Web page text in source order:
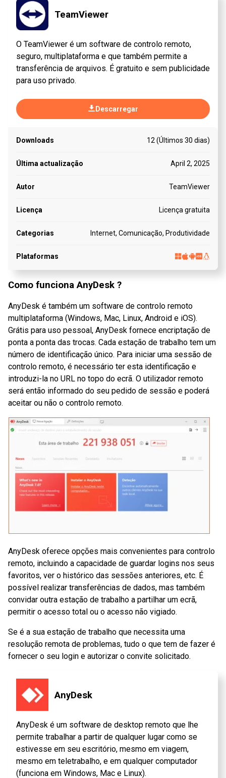
TeamViewer
O TeamViewer é um software de controlo remoto,
seguro, multiplataforma e que também permite a
transferência de arquivos. É gratuito e sem publicidade
para uso privado.
Descarregar
Downloads 12 (Últimos 30 dias)
Última actualização April 2, 2025
Autor TeamViewer
Licença Licença gratuita
Categorias Internet, Comunicação, Produtividade
Plataformas
Como funciona AnyDesk ?
AnyDesk é também um software de controlo remoto
multiplataforma (Windows, Mac, Linux, Android e iOS).
Grátis para uso pessoal, AnyDesk fornece encriptação de
ponta a ponta das trocas. Cada estação de trabalho tem um
número de identificação único. Para iniciar uma sessão de
controlo remoto, é necessário ter esta identificação e
introduzi-la no URL no topo do ecrã. O utilizador remoto
será então informado do seu pedido de sessão e poderá
aceitar ou não o controlo remoto.
AnyDesk oferece opções mais convenientes para controlo
remoto, incluindo a capacidade de guardar logins nos seus
favoritos, ver o histórico das sessões anteriores, etc. É
possível realizar transferências de dados, mas também
convidar outra estação de trabalho a partilhar um ecrã,
permitir o acesso total ou o acesso não vigiado.
Se é a sua estação de trabalho que necessita uma
resolução remota de problemas, tudo o que tem de fazer é
fornecer o seu login e autorizar o convite solicitado.
AnyDesk
AnyDesk é um software de desktop remoto que lhe
permite trabalhar a partir de qualquer lugar como se
estivesse em seu escritório, mesmo em viagem,
mesmo em teletrabalho, e em qualquer computador
(funciona em Windows, Mac e Linux).